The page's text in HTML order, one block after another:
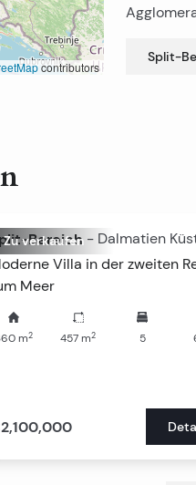
contributors
Split-
Zu verkaufen
Bereich - Dalmatien
Villa in der zweiten
Meer
m2 457 m2 5